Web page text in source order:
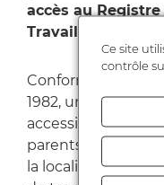
accès au
Travail (RSST).
Conformément au
1982, un registre
accessible aux
parents) durant
la localisation doit
Ce site
contrôle